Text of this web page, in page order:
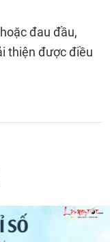
đau đầu,
thiện được điều